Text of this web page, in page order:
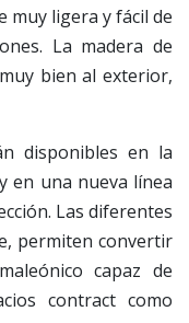
muy ligera y fácil de
La madera de
bien al exterior,
disponibles en la
en una nueva línea
Las diferentes
permiten convertir
capaz de
contract como